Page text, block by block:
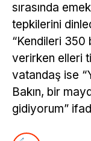
sırasında
tepkilerini
“Kendileri 350
verirken elleri
vatandaş ise
Bakın, bir
gidiyorum”